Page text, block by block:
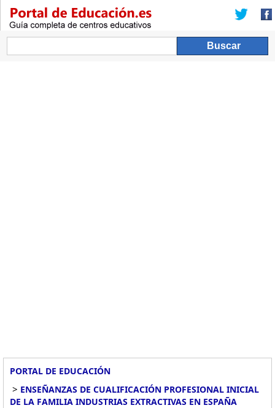
PORTAL DE EDUCACIÓN
> ENSEÑANZAS DE CUALIFICACIÓN PROFESIONAL INICIAL
DE LA FAMILIA INDUSTRIAS EXTRACTIVAS EN ESPAÑA